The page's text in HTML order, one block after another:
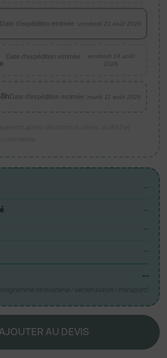
Date d'expédition estimée :vendredi 21 août 2026
Date d'expédition estimée
:
vendredi 14 août
2026
Date d'expédition estimée :mardi 11 août 2026
--
--
--
--
--
de broderie / vectorisation / transport)
AJOUTER AU DEVIS